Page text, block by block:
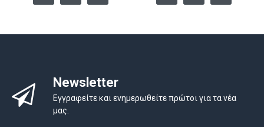
Newsletter
Εγγραφείτε και ενημερωθείτε πρώτοι για τα νέα
μας.